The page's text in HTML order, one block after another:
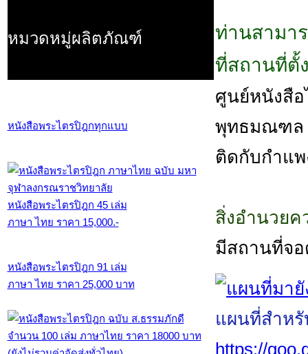
หมวดหมู่ผลิตภัณฑ์
หนังสือพระไตรปิฎกทุกแบบ
หนังสือพระไตรปิฎก 45 เล่ม
ภาษา ไทย ราคา 15,000.-
หนังสือพระไตรปิฎก 91 เล่ม
ภาษา ไทย ราคา 25,000 บาท
ท่านสามา
ที่สถานที่ตั้
ศูนย์หนังสื
พุทธมณฑล
ติดกับกำแ
สิ่งอำนวยค
มีสถานที่จ
แผนที่สำหรั
https://